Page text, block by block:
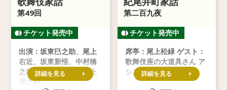
第49回
出演：坂東巳之助、尾上
右近、坂東新悟、中村橋
之助、市川染五郎、尾上
辰之助
詳細を見る
第二百九夜
席亭：尾上松緑 ゲスト：
歌舞伎座の大道具さん ア
シスタント：坂東亀蔵
詳細を見る